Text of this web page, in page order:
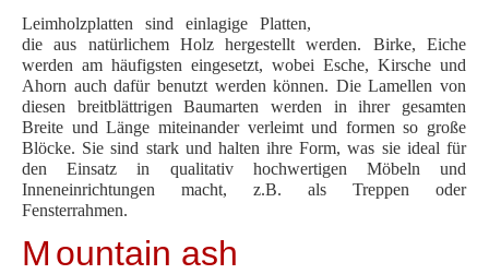
Leimholzplatten sind einlagige Platten,
die aus natürlichem Holz hergestellt werden. Birke, Eiche
werden am häufigsten eingesetzt, wobei Esche, Kirsche und
Ahorn auch dafür benutzt werden können. Die Lamellen von
diesen breitblättrigen Baumarten werden in ihrer gesamten
Breite und Länge miteinander verleimt und formen so große
Blöcke. Sie sind stark und halten ihre Form, was sie ideal für
den Einsatz in qualitativ hochwertigen Möbeln und
Inneneinrichtungen macht, z.B. als Treppen oder
Fensterrahmen.
M ountain ash